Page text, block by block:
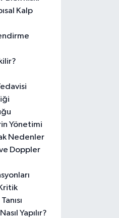
Kalp
Yönetimi
Nedenler
Doppler
Yapılır?